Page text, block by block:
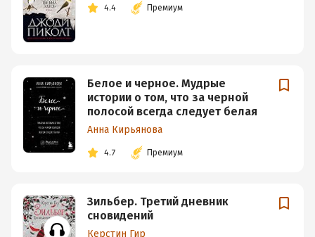
4.4 Премиум
Белое и черное. Мудрые
истории о том, что за черной
полосой всегда следует белая
Анна Кирьянова
4.7 Премиум
Зильбер. Третий дневник
сновидений
Керстин Гир